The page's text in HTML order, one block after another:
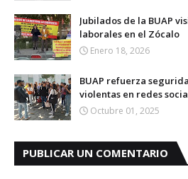
Jubilados de la BUAP
laborales en el Zócalo
Enero 18, 2026
BUAP refuerza
violentas en redes
Octubre 01, 2025
PUBLICAR UN COMENTARIO